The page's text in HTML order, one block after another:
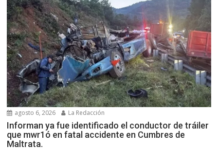
agosto 6, 2026 La Redacción
Informan ya fue identificado el conductor de tráiler
que mwr1ó en fatal accidente en Cumbres de
Maltrata.